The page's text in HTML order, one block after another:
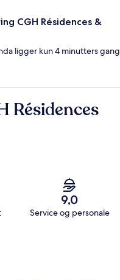
CGH Résidences &
ligger kun 4 minutters gang
Résidences
9,0
Service og personale